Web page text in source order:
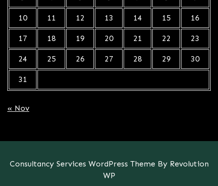
10 11 12 13 14 15 16
17 18 19 20 21 22 23
24 25 26 27 28 29 30
31
« Nov
Consultancy Services WordPress Theme By Revolution
WP